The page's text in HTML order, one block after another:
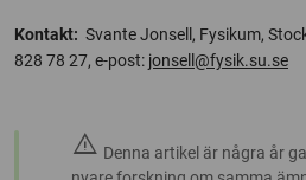
Kontakt: Svante Jonsell, Fysikum,
828 78 27, e-post: jonsell@fysik.su.se
warning Denna artikel är några år